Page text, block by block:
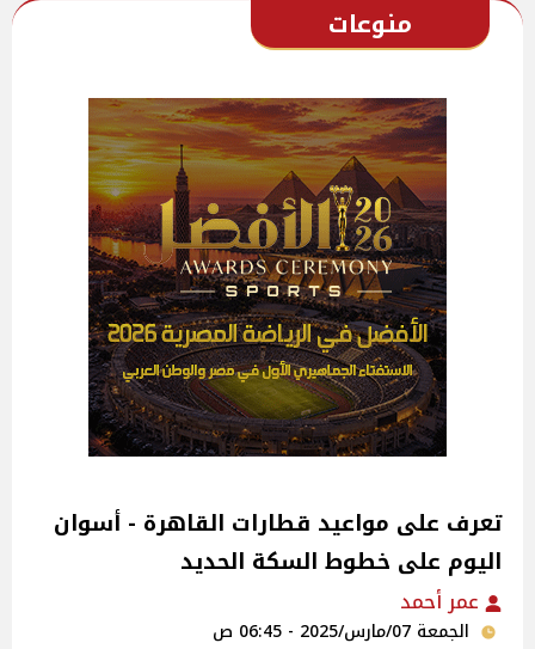
منوعات
تعرف على مواعيد قطارات القاهرة - أسوان
اليوم على خطوط السكة الحديد
عمر أحمد
الجمعة 07/مارس/2025 - 06:45 ص